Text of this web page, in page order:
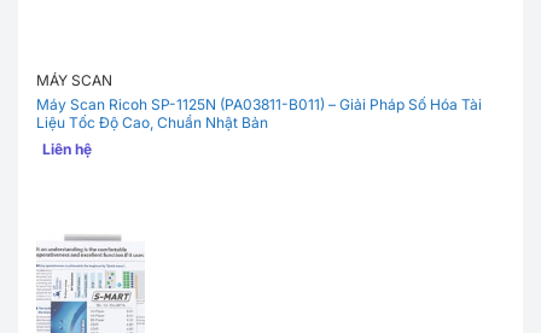
MÁY SCAN
Máy Scan Ricoh SP-1125N (PA03811-B011) – Giải Pháp Số Hóa Tài
Liệu Tốc Độ Cao, Chuẩn Nhật Bản
Liên hệ